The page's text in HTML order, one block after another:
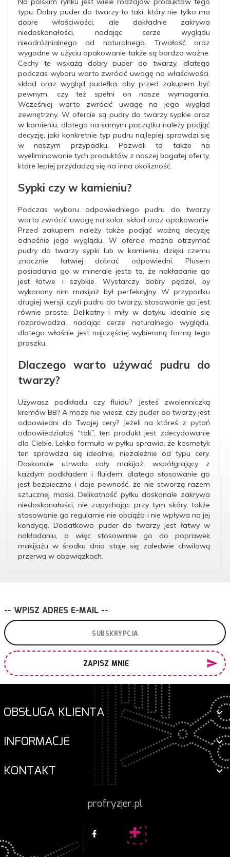
typu. Dobry puder do twarzy to taki, który nie tylko ma
dobre właściwości, ale dokładnie zakrywa
niedoskonałości, nadając cerze wyglądu
nieodróżnialnego od naturalnego. Trwałość oraz
wygodne w użyciu opakowanie także są bardzo ważne.
Cechy te wskażą dobry puder do twarzy, dlatego
podczas wyboru warto zwrócić uwagę na właściwości,
skład oraz wygląd pudełka, aby przed zakupem być
pewnym, czy też spełni on nasze wymagania.
Wcześniej warto zwrócić uwagę na jego wygląd
zewnętrzny. W ofercie są pudry do twarzy sypkie oraz
w kamieniu, dlatego na samym początku należy podjąć
decyzję, jaki konkretnie typ pudru najlepiej sprawdzi się
w naszym przypadku. Pozwoli to także na
wyeliminowanie tych produktów z naszej bogatej oferty,
które lepiej przydadzą się na inna okolizność.
Sypki czy w kamieniu?
Podczas wyboru odpowiedniego pudru do twarzy
warto zwrócić uwagę na kolor, skład oraz opakowanie.
Przed zakupem należy także podjąć ważną decyzję
odnośnie jego wyglądu. W ofercie można otrzymać
pudry do twarzy sypki lub w kamieniu, dzięki czemu
znacznie łatwiej dobrać odpowiedni. Plusem
posiadania go w minerale jesto to, że nakładanie go
jest łatwe i szybkie. Wystarczy dobry pędzel, by
wykonany nim makijaż był perfekcyjny. W przypadku
drugiej wersji, czyli pudru do twarzy, stosowanie go jest
równie proste. Delikatny i miły w dotyku idealnie się
rozprowadza, nadając cerze naturalnego wyglądu,
dlatego właśnie jest najczęściej wybieraną formą tego
proszku.
Dlaczego warto używać pudru do
twarzy?
Używasz podkładu czy fluidu? Jesteś zwolenniczką
kremów BB? A może nie wiesz, czy puder do twarzy jest
odpowiedni do Twojej cery? Jeżeli na któreś z pytań
odpowiedziałaś “tak”, ten produkt jest zdecydowanie
dla Ciebie. Lekka formuła w pyłku sprawia, że kosmetyk
ten sprawdza się idealnie, niezależnie od typu cery.
Doskonale utrwala cały makijaż, współgrający z
każdym podkładem i fluidem, dlatego stosowanie go
jest bezpieczne i daje pewność, że nie stworzą razem
sztucznej maski. Delikatność pyłku doskonale zakrywa
niedoskonałości, nie zapychając przy tym skóry, także
stosowanie go regularnie nie obciąża i nie wpływa na jej
kondycję. Dodatkowo puder do twarzy jest łatwy w
nakładaniu, a więc stosowanie go do poprawek
makijażu w środku dnia staje się zaledwie chwilową
przerwą w obowiązkach.
-- WPISZ ADRES E-MAIL --
ZAPISZ MNIE
OBSŁUGA KLIENTA
INFORMACJE
KONTAKT
profryzjer.pl